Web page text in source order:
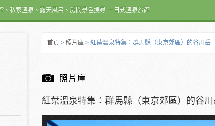
私家溫泉、露天風呂、房間景色搜尋 －日式溫泉旅館
首頁 > 照片庫 > 紅葉溫泉特集：群馬縣（東京郊區）的谷川岳
照片庫
紅葉溫泉特集：群馬縣（東京郊區）的谷川